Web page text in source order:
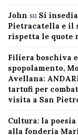
John su Si
Pietracatella e il
rispetta le quote
Filiera boschiva
spopolamento,
Avellana:
tartufi per
visita a San
Cultura: la
alla fonderia